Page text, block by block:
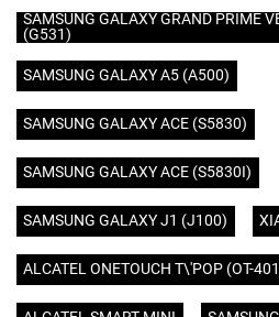
SAMSUNG GALAXY GRAND PRIME
(G531)
SAMSUNG GALAXY A5 (A500)
SAMSUNG GALAXY ACE (S5830)
SAMSUNG GALAXY ACE (S5830I)
SAMSUNG GALAXY J1 (J100)
ALCATEL ONETOUCH T\'POP (OT-